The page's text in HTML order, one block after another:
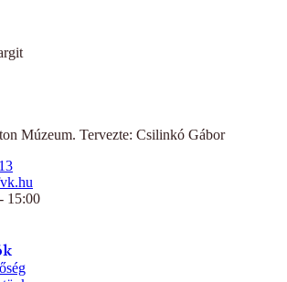
Múzeum. Tervezte: Csilinkó Gábor
15:00